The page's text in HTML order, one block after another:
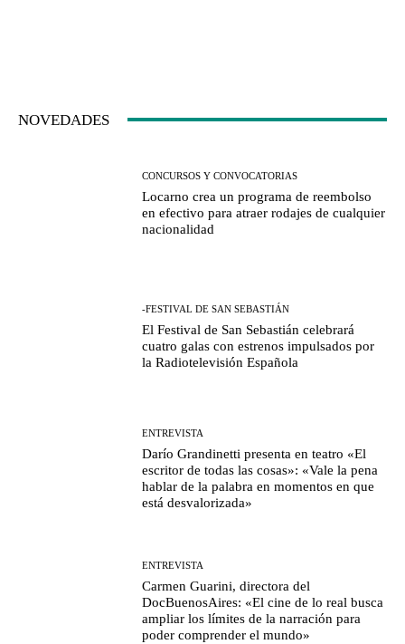
NOVEDADES
CONCURSOS Y CONVOCATORIAS
Locarno crea un programa de reembolso
en efectivo para atraer rodajes de cualquier
nacionalidad
-FESTIVAL DE SAN SEBASTIÁN
El Festival de San Sebastián celebrará
cuatro galas con estrenos impulsados por
la Radiotelevisión Española
ENTREVISTA
Darío Grandinetti presenta en teatro «El
escritor de todas las cosas»: «Vale la pena
hablar de la palabra en momentos en que
está desvalorizada»
ENTREVISTA
Carmen Guarini, directora del
DocBuenosAires: «El cine de lo real busca
ampliar los límites de la narración para
poder comprender el mundo»